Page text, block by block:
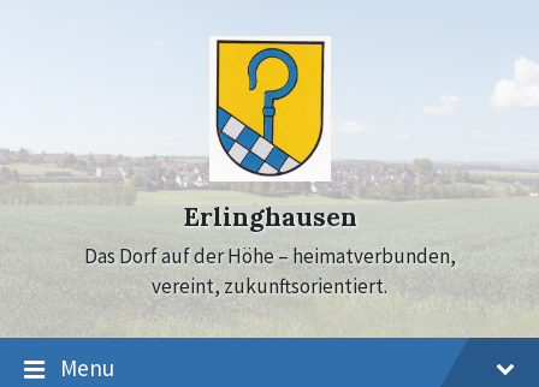
Erlinghausen
Das Dorf auf der Höhe – heimatverbunden,
vereint, zukunftsorientiert.
Menu